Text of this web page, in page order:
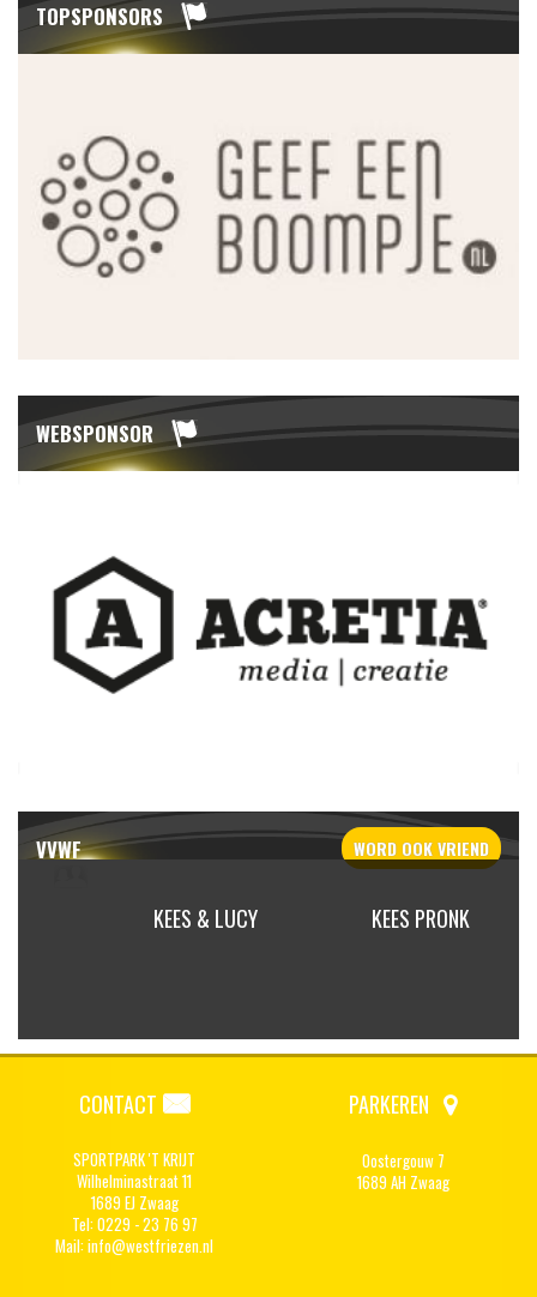
TOPSPONSORS
WEBSPONSOR
VVWF WORD OOKVRIEND
KEES & LUCY KEES PRONK
CONTACT
SPORTPARK 'T KRIJT
Wilhelminastraat 11
1689 EJ Zwaag
Tel: 0229 - 23 76 97
Mail:info@westfriezen.nl
PARKEREN
Oostergouw 7
1689 AH Zwaag